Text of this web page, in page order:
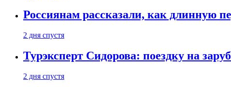
Россиянам рассказали, как длинную
2 дня спустя
Турэксперт Сидорова: поездку на
2 дня спустя